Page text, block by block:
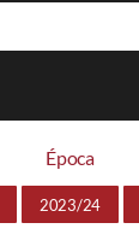
Época
2023/24